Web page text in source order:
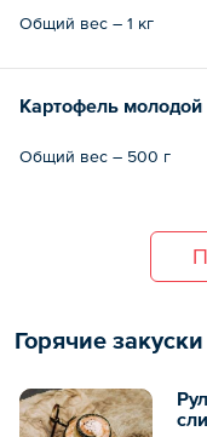
Общий вес – 1 кг
Картофель молодой
Общий вес – 500 г
Горячие закуски